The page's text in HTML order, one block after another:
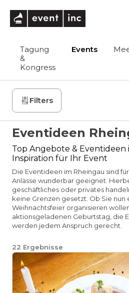
Tagung
&
Kongress
Events
Filters
Eventideen
Top Angebote & Eventideen
Inspiration für Ihr Event
Die Eventideen im Rheingau sind
Anlässe wunderbar geeignet.
geschäftliches oder privates
keine Grenzen gesetzt. Ob Sie nun
Weihnachtsfeier organisieren
aktionsgeladenen Geburtstag, die
werden jedem Anspruch gerecht.
22 Ergebnisse